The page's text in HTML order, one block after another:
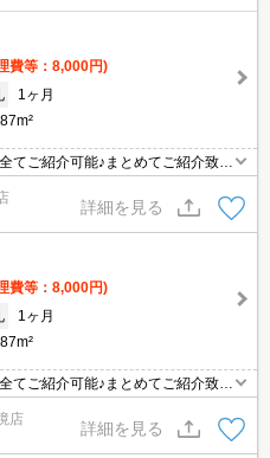
費等：8,000円)
1ヶ月
てご紹介可能♪まとめてご紹介致し
お部屋探しはタウンハウジングま
詳細を見る
費等：8,000円)
1ヶ月
てご紹介可能♪まとめてご紹介致し
お部屋探しはタウンハウジングま
店
詳細を見る